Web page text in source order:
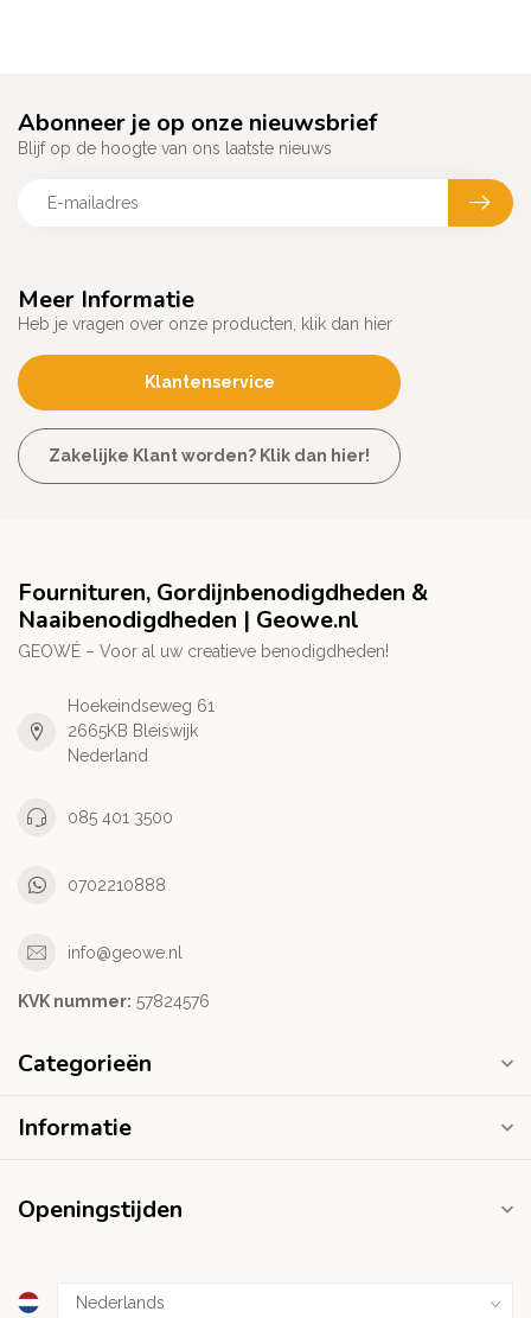
Meer Informatie
Heb je vragen over onze producten, klik dan hier
Klantenservice
Zakelijke Klant worden? Klik dan hier!
Abonneer je op onze nieuwsbrief
Blijf op de hoogte van ons laatste nieuws
Fournituren, Gordijnbenodigdheden &
Naaibenodigdheden | Geowe.nl
GEOWÉ – Voor al uw creatieve benodigdheden!
Hoekeindseweg 61
2665KB Bleiswijk
Nederland
085 401 3500
0702210888
info@geowe.nl
KVK nummer: ‭57824576‬
Categorieën
Informatie
Openingstijden